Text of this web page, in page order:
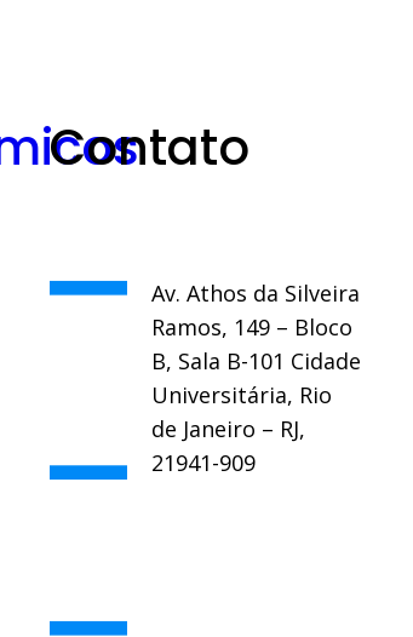
Contato
Av. Athos da Silveira
Ramos, 149 – Bloco
B, Sala B-101 Cidade
Universitária, Rio
de Janeiro – RJ,
21941-909